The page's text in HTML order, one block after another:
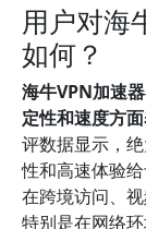
用户对海
如何？
海牛VPN加速
定性和速度方面
评数据显示，
性和高速体验
在跨境访问、
特别是在网络